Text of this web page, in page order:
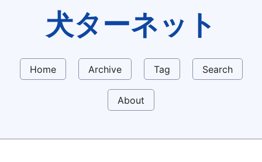
犬ターネット
Home Archive Tag Search
About